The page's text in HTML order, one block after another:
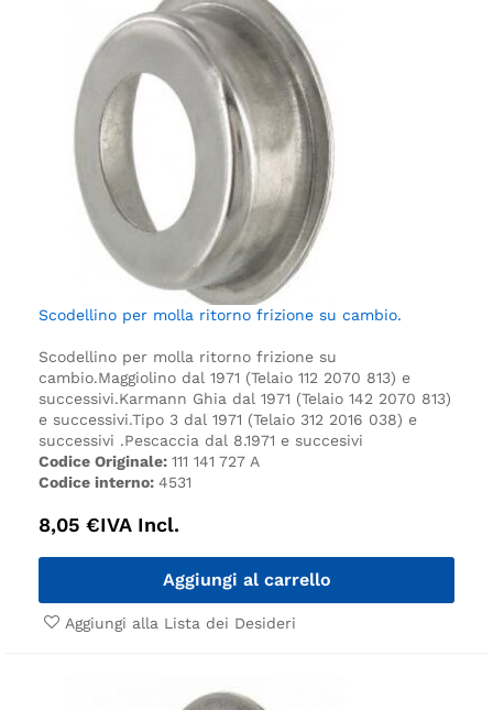
Scodellino per molla ritorno frizione su cambio.
Scodellino per molla ritorno frizione su
cambio.Maggiolino dal 1971 (Telaio 112 2070 813) e
successivi.Karmann Ghia dal 1971 (Telaio 142 2070 813)
e successivi.Tipo 3 dal 1971 (Telaio 312 2016 038) e
successivi .Pescaccia dal 8.1971 e succesivi
Codice Originale: 111 141 727 A
Codice interno: 4531
8,05 €IVA Incl.
Aggiungi al carrello
Aggiungi alla Lista dei Desideri